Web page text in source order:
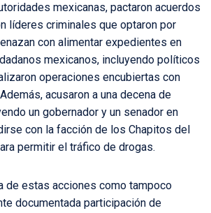
mexicanas, pactaron acuerdos
líderes criminales que optaron por
con alimentar expedientes en
mexicanos, incluyendo políticos
operaciones encubiertas con
acusaron a una decena de
un gobernador y un senador en
con la facción de los Chapitos del
permitir el tráfico de drogas.
de estas acciones como tampoco
documentada participación de